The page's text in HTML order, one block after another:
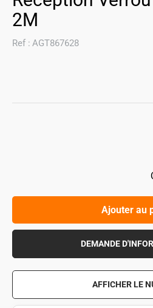
2M
Ref : AGT867628
Ajouter au
DEMANDE
AFFICHER LE